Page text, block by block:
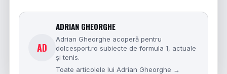
AD
ADRIAN GHEORGHE
Adrian Gheorghe acoperă pentru
dolcesport.ro subiecte de formula 1, actuale
și tenis.
Toate articolele lui Adrian Gheorghe →